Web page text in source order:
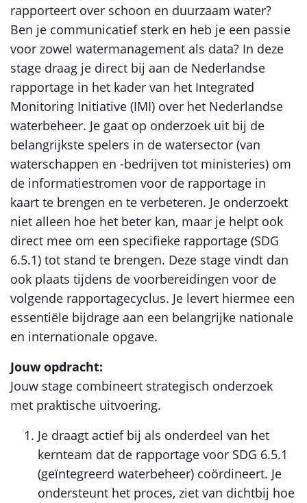
rapporteert over schoon en duurzaam water?
Ben je communicatief sterk en heb je een passie
voor zowel watermanagement als data? In deze
stage draag je direct bij aan de Nederlandse
rapportage in het kader van het Integrated
Monitoring Initiative (IMI) over het Nederlandse
waterbeheer. Je gaat op onderzoek uit bij de
belangrijkste spelers in de watersector (van
waterschappen en -bedrijven tot ministeries) om
de informatiestromen voor de rapportage in
kaart te brengen en te verbeteren. Je onderzoekt
niet alleen hoe het beter kan, maar je helpt ook
direct mee om een specifieke rapportage (SDG
6.5.1) tot stand te brengen. Deze stage vindt dan
ook plaats tijdens de voorbereidingen voor de
volgende rapportagecyclus. Je levert hiermee een
essentiële bijdrage aan een belangrijke nationale
en internationale opgave.
Jouw opdracht:
Jouw stage combineert strategisch onderzoek
met praktische uitvoering.
Je draagt actief bij als onderdeel van het
kernteam dat de rapportage voor SDG 6.5.1
(geïntegreerd waterbeheer) coördineert. Je
ondersteunt het proces, ziet van dichtbij hoe